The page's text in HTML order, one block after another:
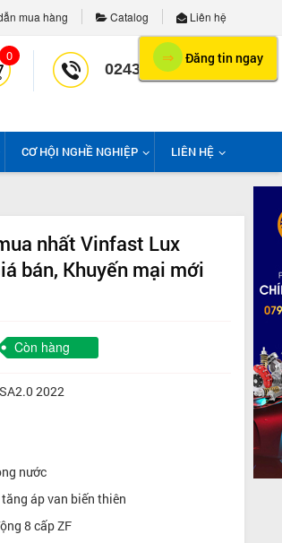
mua hàng Catalog Liên hệ
0
02439958139
⇒ Đăng tin ngay
CƠ HỘI NGHỀ NGHIỆP LIÊN HỆ
nhất Vinfast Lux
bán, Khuyến mại mới
Còn hàng
2022
nước
áp van biến thiên
8 cấp ZF